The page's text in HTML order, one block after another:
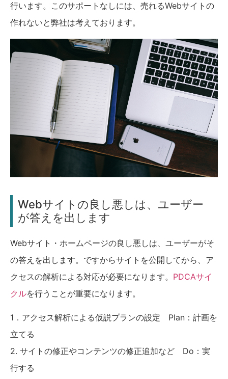
行います。このサポートなしには、売れるWebサイトの
作れないと弊社は考えております。
Webサイトの良し悪しは、ユーザー
が答えを出します
Webサイト・ホームページの良し悪しは、ユーザーがそ
の答えを出します。ですからサイトを公開してから、ア
クセスの解析による対応が必要になります。 PDCAサイ
クルを行うことが重要になります。
1．アクセス解析による仮説プランの設定 Plan：計画を
立てる
2. サイトの修正やコンテンツの修正追加など Do：実
行する